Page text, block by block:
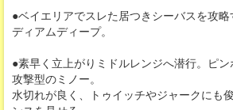
●ベイエリアでスレた居つきシーバスを攻
ディアムディープ。
●素早く立上がりミドルレンジへ潜行。ピ
攻撃型のミノー。
水切れが良く、トゥイッチやジャークにも